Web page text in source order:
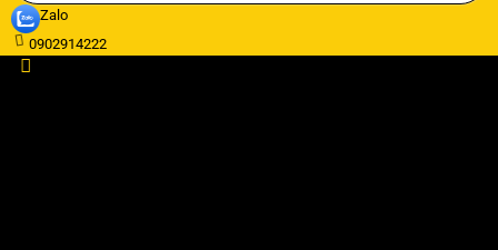
Zalo
0902914222